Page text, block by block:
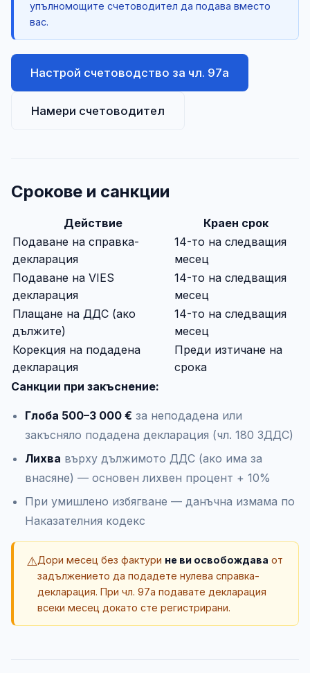
упълномощите счетоводител да подава вместо
вас.
Настрой счетоводство за чл. 97а
Намери счетоводител
Срокове и санкции
Действие
Краен срок
Подаване на справка-
декларация
14-то на следващия
месец
Подаване на VIES
декларация
14-то на следващия
месец
Плащане на ДДС (ако
дължите)
14-то на следващия
месец
Корекция на подадена
декларация
Преди изтичане на
срока
Санкции при закъснение:
Глоба 500–3 000 € за неподадена или
закъсняло подадена декларация (чл. 180 ЗДДС)
Лихва върху дължимото ДДС (ако има за
внасяне) — основен лихвен процент + 10%
При умишлено избягване — данъчна измама по
Наказателния кодекс
⚠️Дори месец без фактури не ви освобождава от
задължението да подадете нулева справка-
декларация. При чл. 97а подавате декларация
всеки месец докато сте регистрирани.